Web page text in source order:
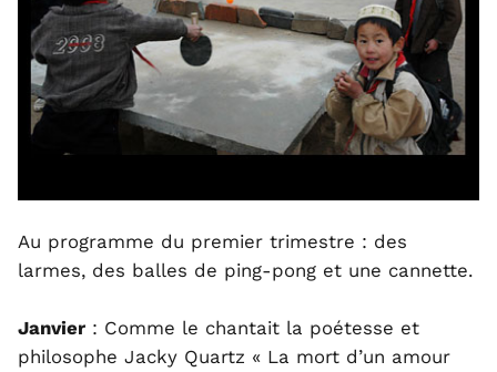
Au programme du premier trimestre : des
larmes, des balles de ping-pong et une cannette.
Janvier : Comme le chantait la poétesse et
philosophe Jacky Quartz « La mort d’un amour